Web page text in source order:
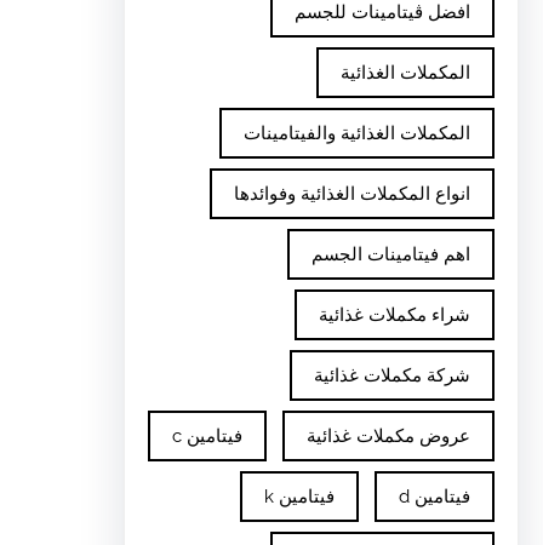
افضل ڤيتامينات للجسم
المكملات الغذائية
المكملات الغذائية والفيتامينات
انواع المكملات الغذائية وفوائدها
اهم فيتامينات الجسم
شراء مكملات غذائية
شركة مكملات غذائية
عروض مكملات غذائية فيتامين c
فيتامين d فيتامين k